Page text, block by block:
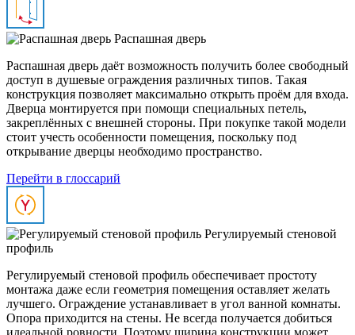
Распашная дверь
Распашная дверь даёт возможность получить более свободный
доступ в душевые ограждения различных типов. Такая
конструкция позволяет максимально открыть проём для входа.
Дверца монтируется при помощи специальных петель,
закреплённых с внешней стороны. При покупке такой модели
стоит учесть особенности помещения, поскольку под
открывание дверцы необходимо пространство.
Перейти в глоссарий
Регулируемый стеновой
профиль
Регулируемый стеновой профиль обеспечивает простоту
монтажа даже если геометрия помещения оставляет желать
лучшего. Ограждение устанавливает в угол ванной комнаты.
Опора приходится на стены. Не всегда получается добиться
идеальной ровности. Поэтому ширина конструкции может